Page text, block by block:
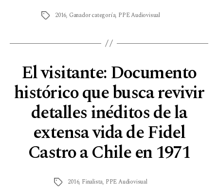
2016, Ganador categoría, PPE Audiovisual
El visitante: Documento
histórico que busca revivir
detalles inéditos de la
extensa vida de Fidel
Castro a Chile en 1971
2016, Finalista, PPE Audiovisual